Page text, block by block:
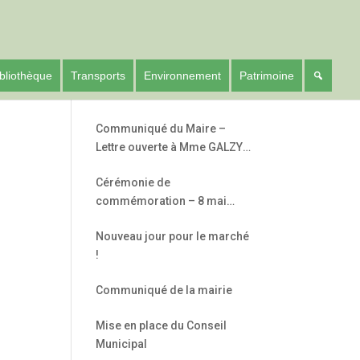
Transports Environnement Patrimoine
Communiqué du Maire –
Lettre ouverte à Mme GALZY
5ème circonscription
Cérémonie de
commémoration – 8 mai
Nouveau jour pour le marché
!
Communiqué de la mairie
Mise en place du Conseil
Municipal